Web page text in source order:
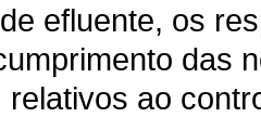
efluente, os
das
relativos ao